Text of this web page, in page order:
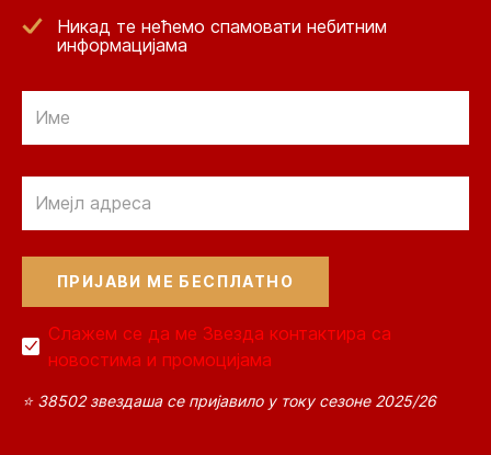
Никад те нећемо спамовати небитним
информацијама
Слажем се да ме Звезда контактира са
новостима и промоцијама
⭐ 38502 звездаша се пријавило у току сезоне 2025/26